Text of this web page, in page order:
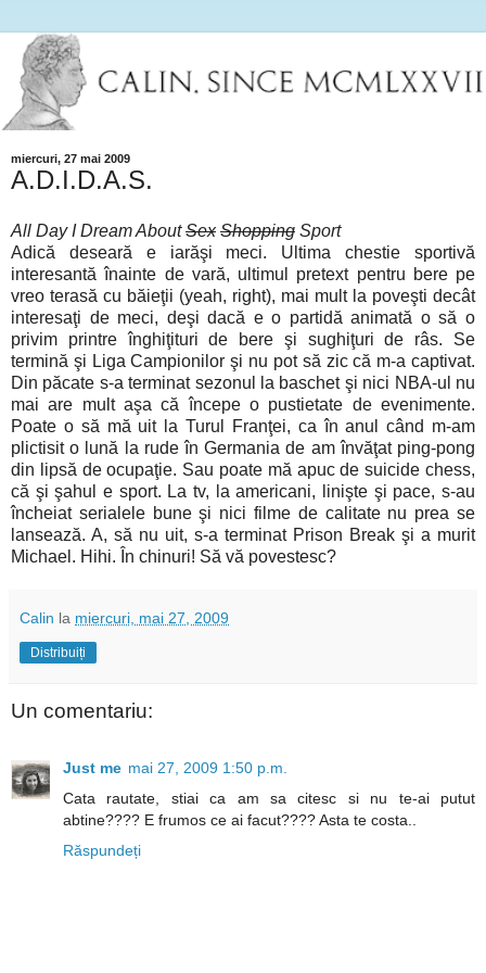
miercuri, 27 mai 2009
A.D.I.D.A.S.
All Day I Dream AboutSex Shopping Sport
Adică deseară e iarăşi meci. Ultima chestie sportivă
interesantă înainte de vară, ultimul pretext pentru bere pe
vreo terasă cu băieţii (yeah, right), mai mult la poveşti decât
interesaţi de meci, deşi dacă e o partidă animată o să o
privim printre înghiţituri de bere şi sughiţuri de râs. Se
termină şi Liga Campionilor şi nu pot să zic că m-a captivat.
Din păcate s-a terminat sezonul la baschet şi nici NBA-ul nu
mai are mult aşa că începe o pustietate de evenimente.
Poate o să mă uit la Turul Franţei, ca în anul când m-am
plictisit o lună la rude în Germania de am învăţat ping-pong
din lipsă de ocupaţie. Sau poate mă apuc de suicide chess,
că şi şahul e sport. La tv, la americani, linişte şi pace, s-au
încheiat serialele bune şi nici filme de calitate nu prea se
lansează. A, să nu uit, s-a terminat Prison Break şi a murit
Michael. Hihi. În chinuri! Să vă povestesc?
Calin la miercuri, mai 27, 2009
Distribuiți
Un comentariu:
Just me mai 27, 2009 1:50 p.m.
Cata rautate, stiai ca am sa citesc si nu te-ai putut
abtine???? E frumos ce ai facut???? Asta te costa..
Răspundeți